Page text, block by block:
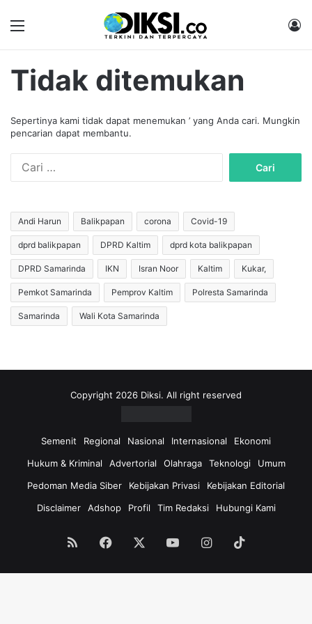
Tidak ditemukan
Sepertinya kami tidak dapat menemukan ’ yang Anda cari. Mungkin
pencarian dapat membantu.
u
n
t
u
k
:
Andi Harun Balikpapan corona Covid-19
dprd balikpapan DPRD Kaltim dprd kota balikpapan
DPRD Samarinda IKN Isran Noor Kaltim Kukar,
Pemkot Samarinda Pemprov Kaltim Polresta Samarinda
Samarinda Wali Kota Samarinda
Copyright 2026 Diksi. All right reserved
Semenit Regional Nasional Internasional
Ekonomi
Hukum & Kriminal
Advertorial Olahraga Teknologi
Umum
Pedoman Media Siber
Kebijakan Privasi
Kebijakan Editorial
Disclaimer
Adshop Profil Tim Redaksi Hubungi Kami
RSS Facebook YouTubeInstagram